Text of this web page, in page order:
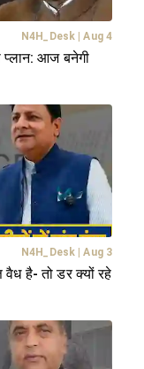
N4H_Desk Aug 4
आज बनेगी
N4H_Desk Aug 3
वैध है- तो डर क्यों रहे